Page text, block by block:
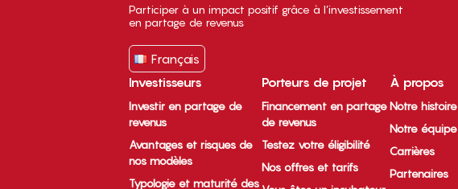
Participer à un impact positif grâce à l’investissement
en partage de revenus
Français
Investisseurs
Investir en partage de
revenus
Avantages et risques de
nos modèles
Typologie et maturité des
Porteurs de projet
Financement en partage
de revenus
Testez votre éligibilité
Nos offres et tarifs
À propos
Notre histoire
Notre équipe
Carrières
Partenaires